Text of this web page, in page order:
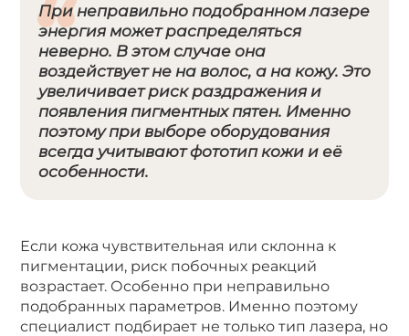
При неправильно подобранном лазере
энергия может распределяться
неверно. В этом случае она
воздействует не на волос, а на кожу. Это
увеличивает риск раздражения и
появления пигментных пятен. Именно
поэтому при выборе оборудования
всегда учитывают фототип кожи и её
особенности.
Если кожа чувствительная или склонна к
пигментации, риск побочных реакций
возрастает. Особенно при неправильно
подобранных параметров. Именно поэтому
специалист подбирает не только тип лазера, но